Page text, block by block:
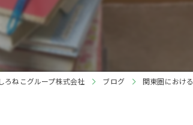
ろねこグループ株式会社 ブログ 関東圏におけ